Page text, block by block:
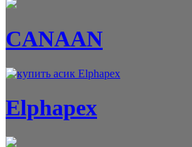
CANAAN
Elphapex